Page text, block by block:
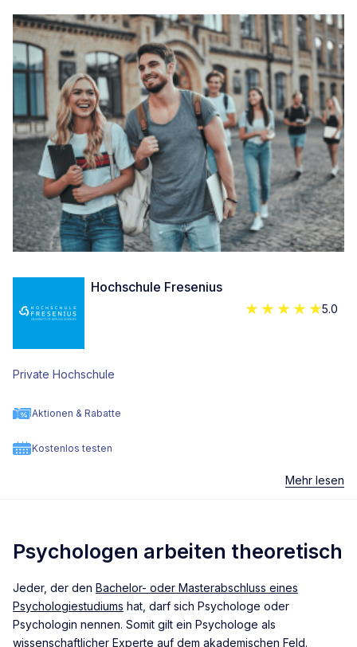
Hochschule Fresenius
5.0
Private Hochschule
Aktionen & Rabatte
Kostenlos testen
Mehr lesen
Psychologen arbeiten theoretisch
Jeder, der den Bachelor- oder Masterabschluss eines
Psychologiestudiums hat, darf sich Psychologe oder
Psychologin nennen. Somit gilt ein Psychologe als
wissenschaftlicher Experte auf dem akademischen Feld.